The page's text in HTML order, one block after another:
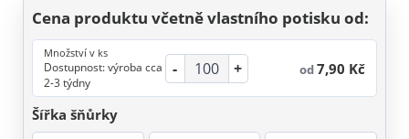
Cena produktu včetně vlastního potisku od:
Množství v ks
Dostupnost: výroba cca
2-3 týdny
- + od7,90 Kč
Šířka šňůrky